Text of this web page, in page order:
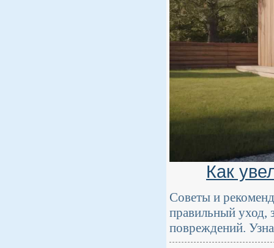
Как
Советы и
правильный уход,
повреждений.